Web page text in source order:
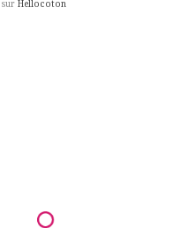
sur Hellocoton